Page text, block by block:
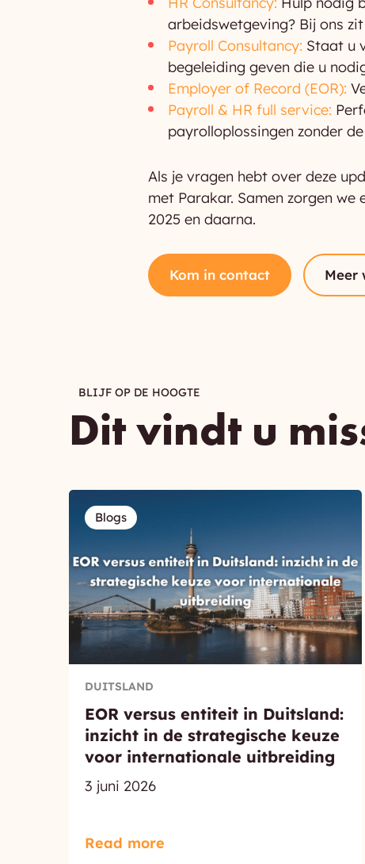
arbeidswetgeving? Bij ons
Payroll Consultancy: Staat u
begeleiding geven die u
Employer of Record (EOR):
Payroll & HR full service:
payrolloplossingen zonder
Als je vragen hebt over deze
met Parakar. Samen zorgen
2025 en daarna.
Kom in contact Meer
BLIJF OP DE HOOGTE
Dit vindt u
Blogs
DUITSLAND
EOR versus entiteit in Duitsland:
inzicht in de strategische keuze
voor internationale uitbreiding
3 juni 2026
Read more